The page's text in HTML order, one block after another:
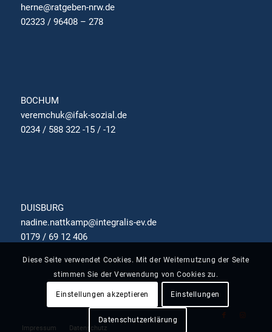
herne@ratgeben-nrw.de
02323 / 96408 – 278
BOCHUM
veremchuk@ifak-sozial.de
0234 / 588 322 -15 / -12
DUISBURG
nadine.nattkamp@integralis-ev.de
0179 / 69 12 406
Impressum Datenschutz
Diese Seite verwendet Cookies. Mit der Weiternutzung der Seite
stimmen Sie der Verwendung von Cookies zu.
Einstellungen akzeptieren Einstellungen
Datenschutzerklärung